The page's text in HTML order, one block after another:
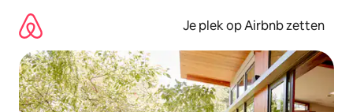
direct
naar
inhoud
Je plek op Airbnb zetten